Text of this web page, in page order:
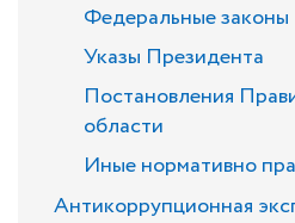
Федеральные законы
Указы Президента
Постановления
области
Иные нормативно
Антикоррупционная